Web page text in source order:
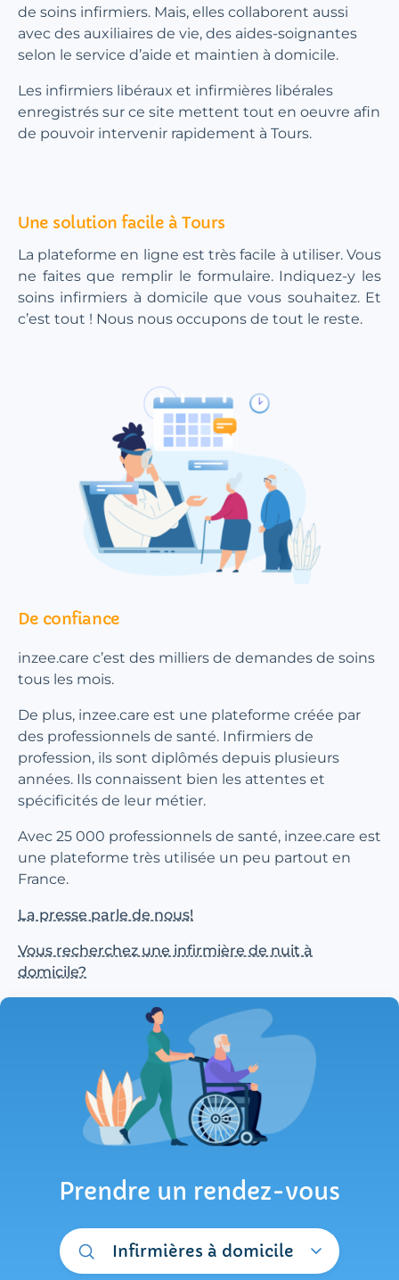
de soins infirmiers. Mais, elles collaborent aussi
avec des auxiliaires de vie, des aides-soignantes
selon le service d’aide et maintien à domicile.
Les infirmiers libéraux et infirmières libérales
enregistrés sur ce site mettent tout en oeuvre afin
de pouvoir intervenir rapidement à Tours.
Une solution facile à Tours
La plateforme en ligne est très facile à utiliser. Vous
ne faites que remplir le formulaire. Indiquez-y les
soins infirmiers à domicile que vous souhaitez. Et
c’est tout ! Nous nous occupons de tout le reste.
De confiance
inzee.care c’est des milliers de demandes de soins
tous les mois.
De plus, inzee.care est une plateforme créée par
des professionnels de santé. Infirmiers de
profession, ils sont diplômés depuis plusieurs
années. Ils connaissent bien les attentes et
spécificités de leur métier.
Avec 25 000 professionnels de santé, inzee.care est
une plateforme très utilisée un peu partout en
France.
La presse parle de nous!
Vous recherchez une infirmière de nuit à
domicile?
Prendre un rendez-vous
Infirmières à domicile